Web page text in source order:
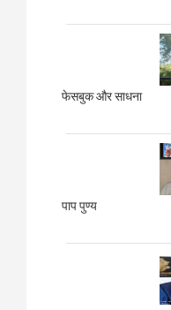
फेसबुक और साधना
पाप पुण्य